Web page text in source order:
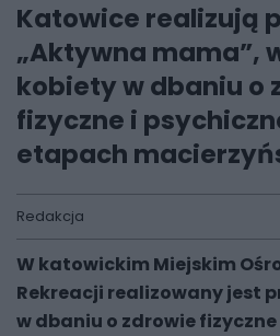
Katowice realizują
„Aktywna mama”,
kobiety w dbaniu o
fizyczne i
etapach
Redakcja
W katowickim Miejskim
Rekreacji realizowany jest
w dbaniu o zdrowie